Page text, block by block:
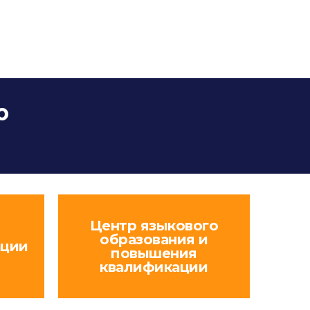
Центр языкового
образования и
повышения
квалификации